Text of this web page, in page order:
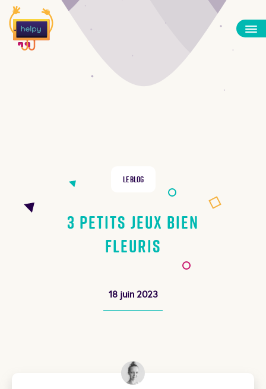
Le Blog
3 petits jeux bien
fleuris
18 juin 2023